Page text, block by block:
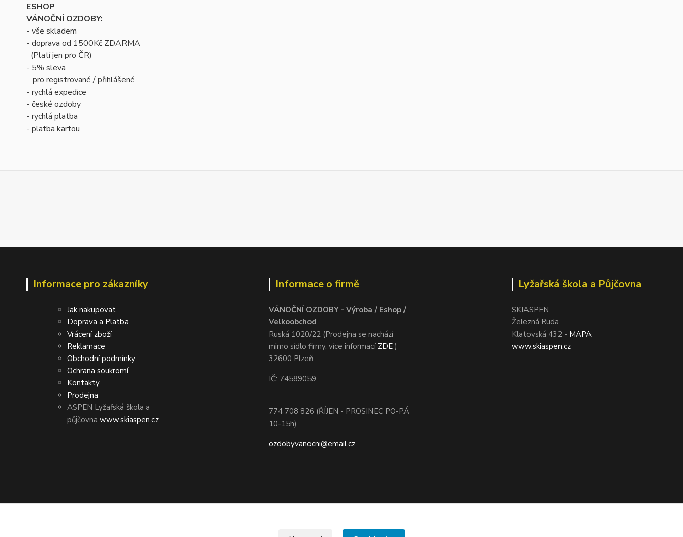
ESHOP
VÁNOČNÍ OZDOBY:
- vše skladem
- doprava od 1500Kč ZDARMA
(Platí jen pro ČR)
- 5% sleva
pro registrované / přihlášené
- rychlá expedice
- české ozdoby
- rychlá platba
- platba kartou
Informace pro zákazníky
Jak nakupovat
Doprava a Platba
Vrácení zboží
Reklamace
Obchodní podmínky
Ochrana soukromí
Kontakty
Prodejna
ASPEN Lyžařská škola a
půjčovna www.skiaspen.cz
Informace o firmě
VÁNOČNÍ OZDOBY - Výroba / Eshop /
Velkoobchod
Ruská 1020/22 (Prodejna se nachází
mimo sídlo firmy, více informací ZDE )
32600 Plzeň
IČ: 74589059
774 708 826 (ŘÍJEN - PROSINEC PO-PÁ
10-15h)
ozdobyvanocni@email.cz
Lyžařská škola a Půjčovna
SKIASPEN
Železná Ruda
Klatovská 432 - MAPA
www.skiaspen.cz